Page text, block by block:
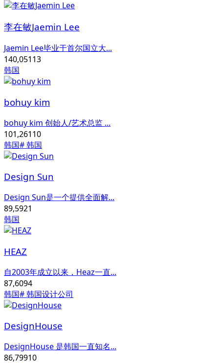
李在敏Jaemin Lee
Jaemin Lee毕业于首尔国立大...
140,05113
韩国
bohuy kim
bohuy kim 创始人/艺术总监 ...
101,26110
韩国# 韩国
Design Sun
Design Sun是一个提供全面解...
89,5921
韩国
HEAZ
自2003年成立以来，Heaz一直...
87,6094
韩国# 韩国设计公司
DesignHouse
DesignHouse 是韩国一直知名...
86,79910